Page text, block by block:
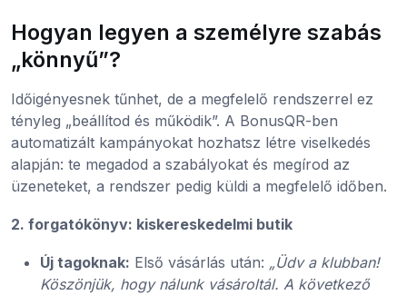
Hogyan legyen a személyre szabás
„könnyű”?
Időigényesnek tűnhet, de a megfelelő rendszerrel ez
tényleg „beállítod és működik”. A BonusQR-ben
automatizált kampányokat hozhatsz létre viselkedés
alapján: te megadod a szabályokat és megírod az
üzeneteket, a rendszer pedig küldi a megfelelő időben.
2. forgatókönyv: kiskereskedelmi butik
Új tagoknak: Első vásárlás után: „Üdv a klubban!
Köszönjük, hogy nálunk vásároltál. A következő